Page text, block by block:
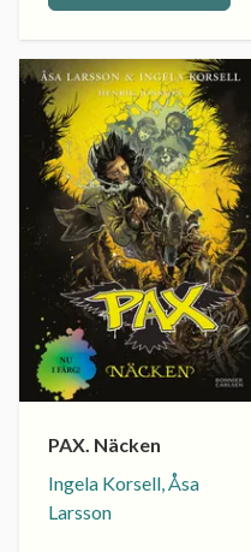
PAX. Näcken
Ingela Korsell, Åsa
Larsson